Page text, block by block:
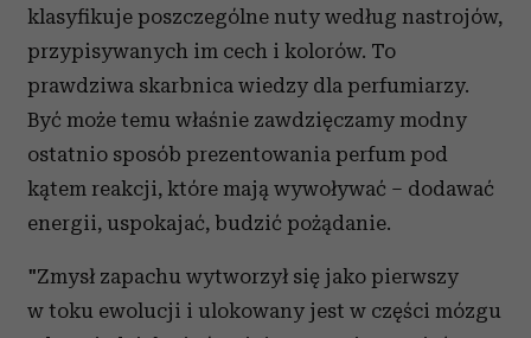
klasyfikuje poszczególne nuty według nastrojów,
przypisywanych im cech i kolorów. To
prawdziwa skarbnica wiedzy dla perfumiarzy.
Być może temu właśnie zawdzięczamy modny
ostatnio sposób prezentowania perfum pod
kątem reakcji, które mają wywoływać – dodawać
energii, uspokajać, budzić pożądanie.
"Zmysł zapachu wytworzył się jako pierwszy
w toku ewolucji i ulokowany jest w części mózgu